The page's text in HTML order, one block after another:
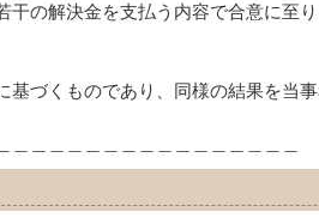
の解決金を支払う内容で合意に至
づくものであり、同様の結果を当